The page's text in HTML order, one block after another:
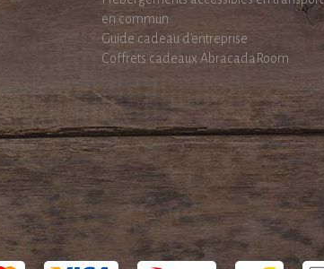
en commun
Guide cadeau d'entreprise
Coffrets cadeaux AbracadaRoom